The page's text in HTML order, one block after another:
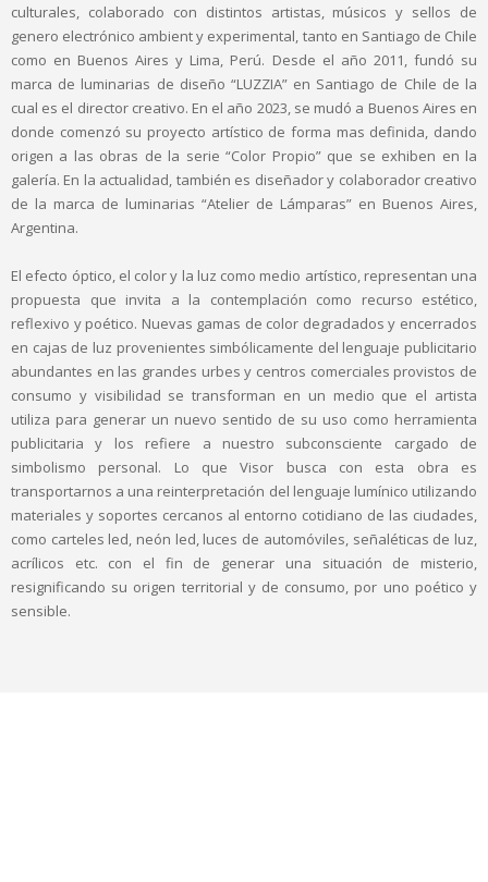
culturales, colaborado con distintos artistas, músicos y sellos de
genero electrónico ambient y experimental, tanto en Santiago de Chile
como en Buenos Aires y Lima, Perú. Desde el año 2011, fundó su
marca de luminarias de diseño “LUZZIA” en Santiago de Chile de la
cual es el director creativo. En el año 2023, se mudó a Buenos Aires en
donde comenzó su proyecto artístico de forma mas definida, dando
origen a las obras de la serie “Color Propio” que se exhiben en la
galería. En la actualidad, también es diseñador y colaborador creativo
de la marca de luminarias “Atelier de Lámparas” en Buenos Aires,
Argentina.
El efecto óptico, el color y la luz como medio artístico, representan una
propuesta que invita a la contemplación como recurso estético,
reflexivo y poético. Nuevas gamas de color degradados y encerrados
en cajas de luz provenientes simbólicamente del lenguaje publicitario
abundantes en las grandes urbes y centros comerciales provistos de
consumo y visibilidad se transforman en un medio que el artista
utiliza para generar un nuevo sentido de su uso como herramienta
publicitaria y los refiere a nuestro subconsciente cargado de
simbolismo personal. Lo que Visor busca con esta obra es
transportarnos a una reinterpretación del lenguaje lumínico utilizando
materiales y soportes cercanos al entorno cotidiano de las ciudades,
como carteles led, neón led, luces de automóviles, señaléticas de luz,
acrílicos etc. con el fin de generar una situación de misterio,
resignificando su origen territorial y de consumo, por uno poético y
sensible.